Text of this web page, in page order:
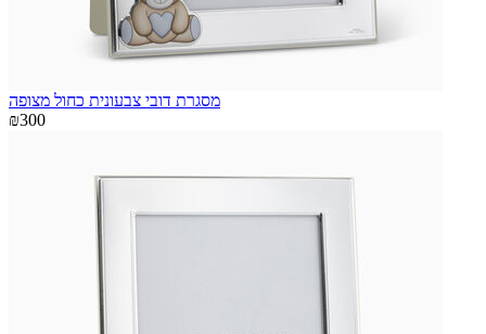
מסגרת דובי צבעונית כחול מצופה
₪300